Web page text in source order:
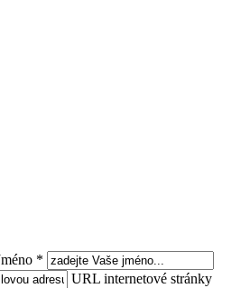
*
URL internetové stránky